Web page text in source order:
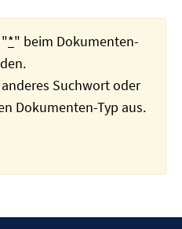
*" beim Dokumenten-
Suchwort oder
Dokumenten-Typ aus.